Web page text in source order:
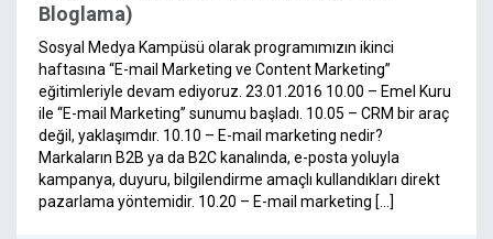
Bloglama)
Sosyal Medya Kampüsü olarak programımızın ikinci
haftasına “E-mail Marketing ve Content Marketing”
eğitimleriyle devam ediyoruz. 23.01.2016 10.00 – Emel Kuru
ile “E-mail Marketing” sunumu başladı. 10.05 – CRM bir araç
değil, yaklaşımdır. 10.10 – E-mail marketing nedir?
Markaların B2B ya da B2C kanalında, e-posta yoluyla
kampanya, duyuru, bilgilendirme amaçlı kullandıkları direkt
pazarlama yöntemidir. 10.20 – E-mail marketing […]